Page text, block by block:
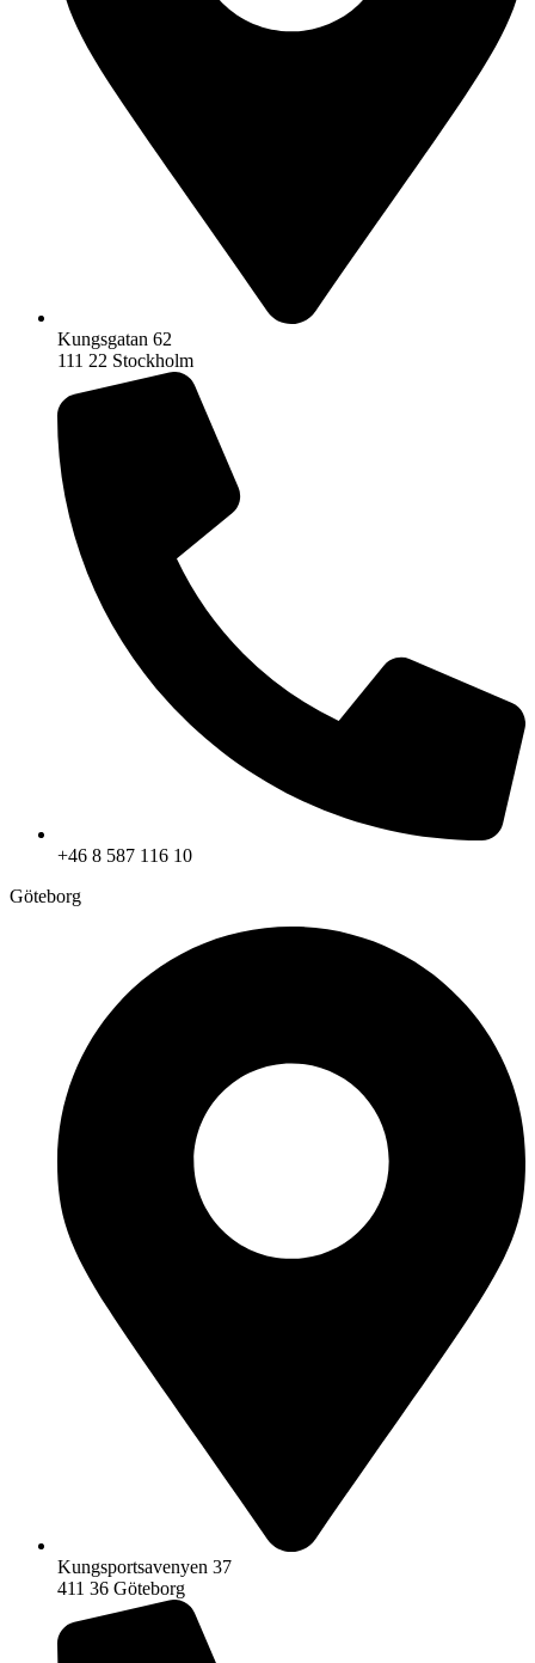
Kungsgatan 62
111 22 Stockholm
+46 8 587 116 10
Göteborg
Kungsportsavenyen 37
411 36 Göteborg